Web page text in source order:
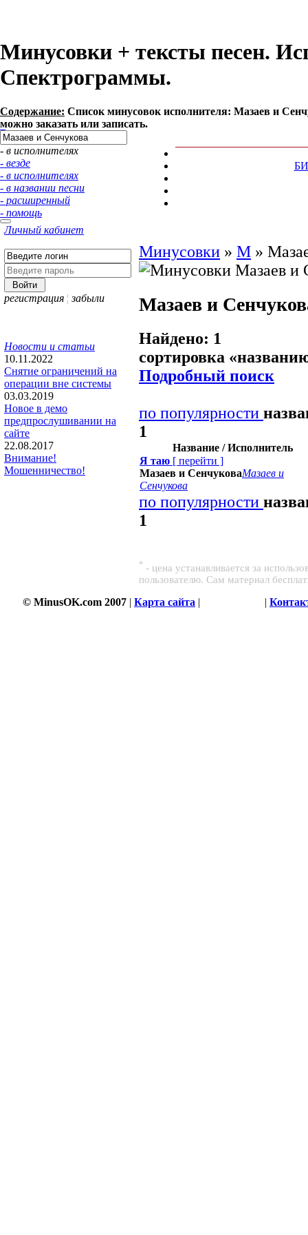
Минусовки + тексты песен.
Спектрограммы.
Содержание: Список минусовок исполнителя: Мазаев и
можно заказать или записать.
- в исполнителях
- везде
- в исполнителях
- в названии песни
- расширенный
- помощь
Личный кабинет
регистрация ¦ забыли
Новости и статьи
10.11.2022
Снятие ограничений на
операции вне системы
03.03.2019
Новое в демо
предпрослушивании на
сайте
22.08.2017
Внимание!
Мошенничество!
Минусовки » М »
Мазаев и
Найдено: 1
сортировка «
Подробный поиск
по популярности
1
Название / Исполнитель
Я таю [ перейти ]
Мазаев и СенчуковаМазаев и
Сенчукова
по популярности
1
* - цена устанавливается за
пользователю. Сам материал
© MinusOK.com 2007 | Карта сайта | |